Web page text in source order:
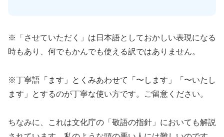
※「させていただく」は日本語としておかしい表現になる
時もあり、何でもかんでも使える訳ではありません。
※丁寧語「ます」とくみあわせて「〜します」「〜いたし
ます」とするのが丁寧な使い方です。ご留意ください。
ちなみに、これは文化庁の「敬語の指針」においても解説